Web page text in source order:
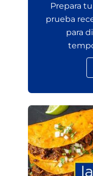
Prepara
prueba
para